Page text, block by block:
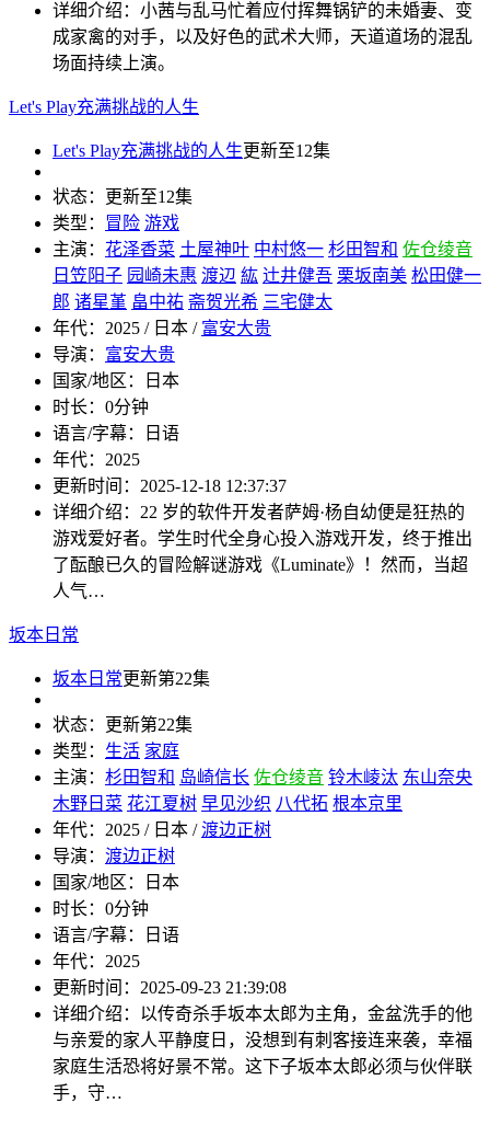
详细介绍： 小茜与乱马忙着应付挥舞锅铲的未婚妻、变
成家禽的对手，以及好色的武术大师，天道道场的混乱
场面持续上演。
Let's Play充满挑战的人生
Let's Play充满挑战的人生更新至12集
状态：
更新至12集
类型： 冒险 游戏
主演： 花泽香菜 土屋神叶 中村悠一 杉田智和 佐仓绫音
日笠阳子 园崎未惠 渡辺 紘 辻井健吾 栗坂南美 松田健一
郎 诸星堇 畠中祐 斋贺光希 三宅健太
年代： 2025 / 日本 / 富安大贵
导演： 富安大贵
国家/地区：
日本
时长： 0分钟
语言/字幕：
日语
年代： 2025
更新时间： 2025-12-18 12:37:37
详细介绍： 22 岁的软件开发者萨姆·杨自幼便是狂热的
游戏爱好者。学生时代全身心投入游戏开发，终于推出
了酝酿已久的冒险解谜游戏《Luminate》！然而，当超
人气…
坂本日常
坂本日常更新第22集
状态：
更新第22集
类型： 生活 家庭
主演： 杉田智和 岛崎信长 佐仓绫音 铃木崚汰 东山奈央
木野日菜 花江夏树 早见沙织 八代拓 根本京里
年代： 2025 / 日本 /渡边正树
导演： 渡边正树
国家/地区：
日本
时长： 0分钟
语言/字幕：
日语
年代： 2025
更新时间： 2025-09-23 21:39:08
详细介绍： 以传奇杀手坂本太郎为主角，金盆洗手的他
与亲爱的家人平静度日，没想到有刺客接连来袭，幸福
家庭生活恐将好景不常。这下子坂本太郎必须与伙伴联
手，守…